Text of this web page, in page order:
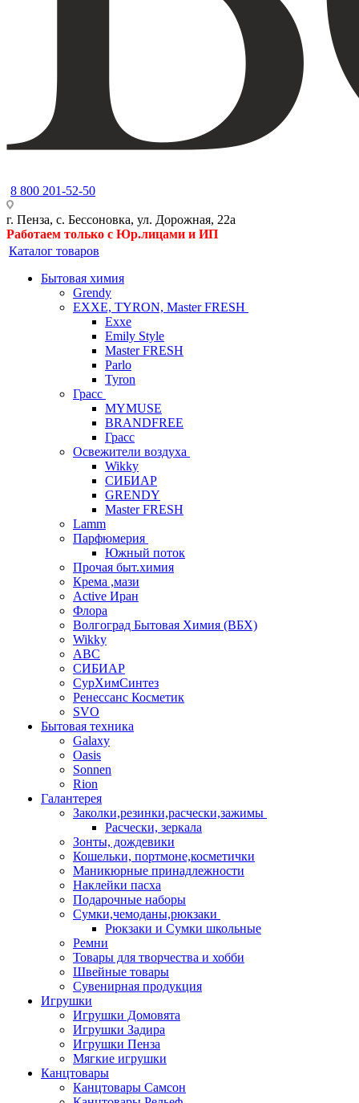
8 800 201-52-50
г. Пенза, с. Бессоновка, ул. Дорожная, 22а
Работаем только с Юр.лицами и ИП
Каталог товаров
Бытовая химия
Grendy
EXXE, TYRON, Master FRESH
Exxe
Emily Style
Master FRESH
Parlo
Tyron
Грасс
MYMUSE
BRANDFREE
Грасс
Освежители воздуха
Wikky
СИБИАР
GRENDY
Master FRESH
Lamm
Парфюмерия
Южный поток
Прочая быт.химия
Крема ,мази
Аctive Иран
Флора
Волгоград Бытовая Химия (ВБХ)
Wikky
АВС
СИБИАР
СурХимСинтез
Ренессанс Косметик
SVO
Бытовая техника
Galaxy
Oasis
Sonnen
Rion
Галантерея
Заколки,резинки,расчески,зажимы
Расчески, зеркала
Зонты, дождевики
Кошельки, портмоне,косметички
Маникюрные принадлежности
Наклейки пасха
Подарочные наборы
Сумки,чемоданы,рюкзаки
Рюкзаки и Сумки школьные
Ремни
Товары для творчества и хобби
Швейные товары
Сувенирная продукция
Игрушки
Игрушки Домовята
Игрушки Задира
Игрушки Пенза
Мягкие игрушки
Канцтовары
Канцтовары Самсон